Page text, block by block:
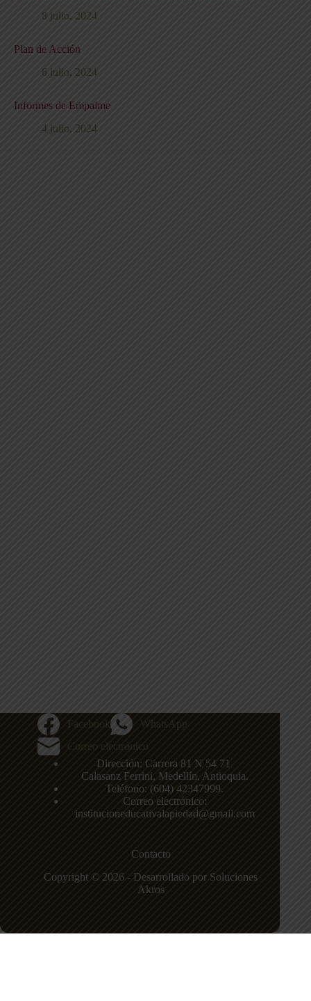
8 julio, 2024
Plan de Acción
6 julio, 2024
Informes de Empalme
4 julio, 2024
Facebook
WhatsApp
Correo electrónico
Dirección: Carrera 81 N 54 71
Calasanz Ferrini, Medellín, Antioquia.
Teléfono: (604)42347999.
Correo electrónico:
institucioneducativalapiedad@gmail.com
Contacto
Copyright © 2026 - Desarrollado por Soluciones
Akros